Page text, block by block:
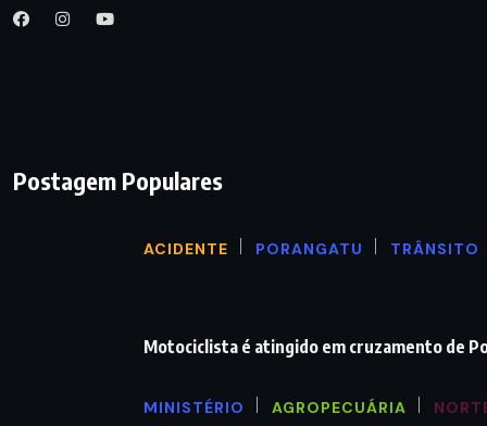
Postagem Populares
ACIDENTE PORANGATU TRÂNSITO
Motociclista é atingido em cruzamento de
MINISTÉRIO
AGROPECUÁRIA